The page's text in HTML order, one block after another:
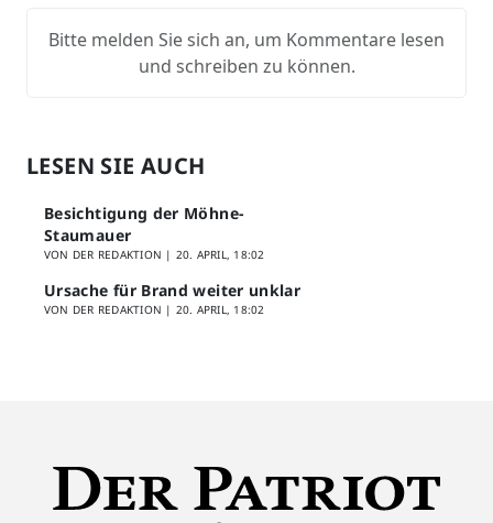
Bitte melden Sie sich an, um Kommentare lesen
und schreiben zu können.
LESEN SIE AUCH
Besichtigung der Möhne-
Staumauer
VON DER REDAKTION | 20. APRIL, 18:02
Ursache für Brand weiter unklar
VON DER REDAKTION | 20. APRIL, 18:02